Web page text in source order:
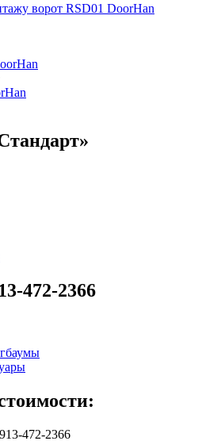
ворот RSD01 DoorHan
472-2366
472-2366